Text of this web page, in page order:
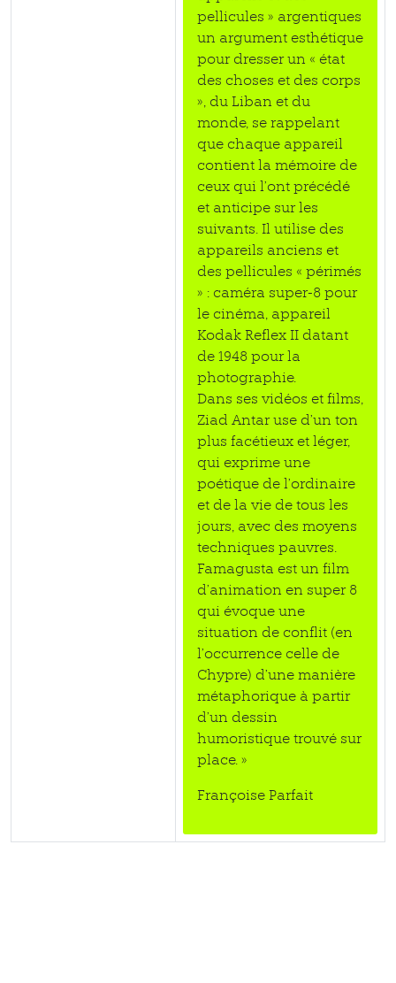
pellicules » argentiques
un argument esthétique
pour dresser un « état
des choses et des corps
», du Liban et du
monde, se rappelant
que chaque appareil
contient la mémoire de
ceux qui l’ont précédé
et anticipe sur les
suivants. Il utilise des
appareils anciens et
des pellicules « périmés
» : caméra super-8 pour
le cinéma, appareil
Kodak Reflex II datant
de 1948 pour la
photographie.
Dans ses vidéos et films,
Ziad Antar use d’un ton
plus facétieux et léger,
qui exprime une
poétique de l’ordinaire
et de la vie de tous les
jours, avec des moyens
techniques pauvres.
Famagusta est un film
d’animation en super 8
qui évoque une
situation de conflit (en
l’occurrence celle de
Chypre) d’une manière
métaphorique à partir
d’un dessin
humoristique trouvé sur
place. »
Françoise Parfait